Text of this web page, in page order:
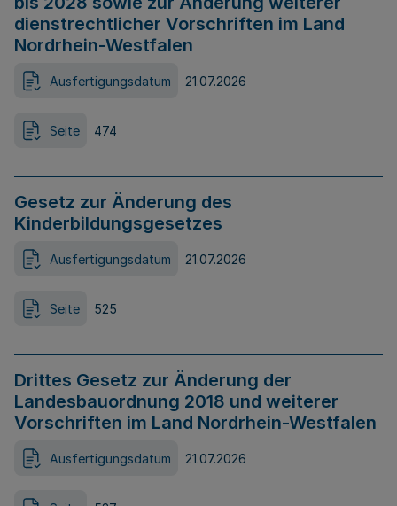
dienstrechtlicher Vorschriften im Land
Nordrhein-Westfalen
Ausfertigungsdatum 21.07.2026
Seite 474
Gesetz zur Änderung des
Kinderbildungsgesetzes
Ausfertigungsdatum 21.07.2026
Seite 525
Drittes Gesetz zur Änderung der
Landesbauordnung 2018 und weiterer
Vorschriften im Land Nordrhein-Westfalen
Ausfertigungsdatum 21.07.2026